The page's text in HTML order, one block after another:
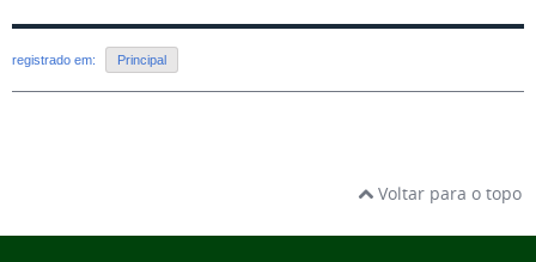
registrado em: Principal
Voltar para o topo